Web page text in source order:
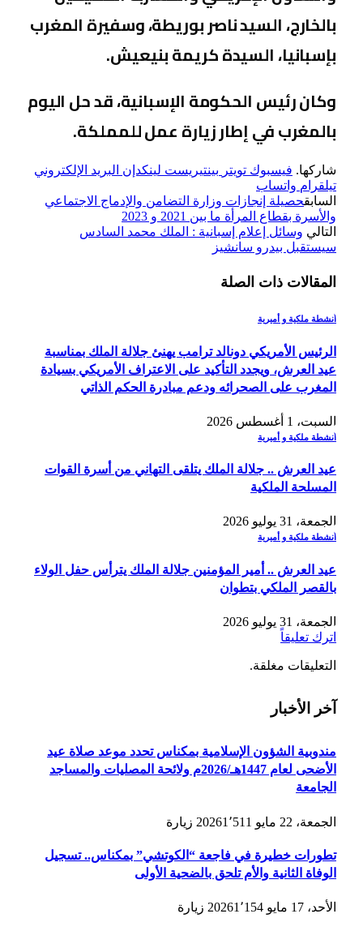
بالخارج، السيد ناصر بوريطة، وسفيرة المغرب
بإسبانيا، السيدة كريمة بنيعيش.
وكان رئيس الحكومة الإسبانية، قد حل اليوم
بالمغرب في إطار زيارة عمل للمملكة.
شاركها. فيسبوك تويتر بينتيريست لينكدإن البريد الإلكتروني
تيلقرام واتساب
السابقحصيلة إنجازات وزارة التضامن والإدماج الاجتماعي
والأسرة بقطاع المرأة ما بين 2021 و 2023
التالي وسائل إعلام إسبانية : الملك محمد السادس
سيستقبل بيدرو سانشيز
المقالات ذات الصلة
أنشطة ملكية و أميرية
الرئيس الأمريكي دونالد ترامب يهنئ جلالة الملك بمناسبة
عيد العرش، ويجدد التأكيد على الاعتراف الأمريكي بسيادة
المغرب على الصحرائه ودعم مبادرة الحكم الذاتي
السبت، 1 أغسطس 2026
أنشطة ملكية و أميرية
عيد العرش .. جلالة الملك يتلقى التهاني من أسرة القوات
المسلحة الملكية
الجمعة، 31 يوليو 2026
أنشطة ملكية و أميرية
عيد العرش .. أمير المؤمنين جلالة الملك يترأس حفل الولاء
بالقصر الملكي بتطوان
الجمعة، 31 يوليو 2026
اترك تعليقاً
التعليقات مغلقة.
آخر الأخبار
مندوبية الشؤون الإسلامية بمكناس تحدد موعد صلاة عيد
الأضحى لعام 1447هـ/2026م ولائحة المصليات والمساجد
الجامعة
الجمعة، 22 مايو 2026 1٬511 زيارة
تطورات خطيرة في فاجعة “الكوتشي” بمكناس.. تسجيل
الوفاة الثانية والأم تلحق بالضحية الأولى
الأحد، 17 مايو 2026 1٬154 زيارة